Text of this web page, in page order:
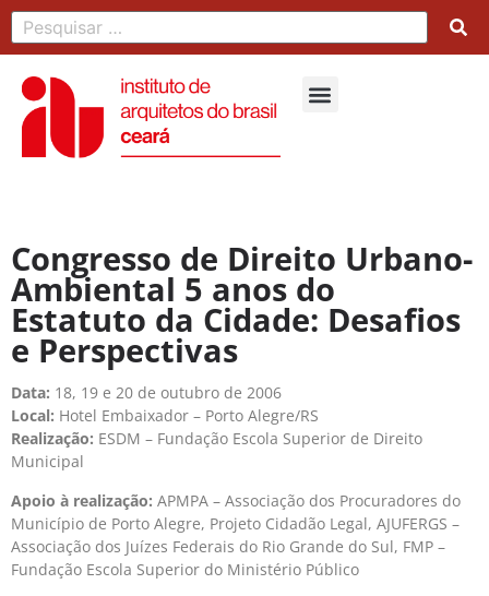
Congresso de Direito Urbano-
Ambiental 5 anos do
Estatuto da Cidade: Desafios
e Perspectivas
Data: 18, 19 e 20 de outubro de 2006
Local: Hotel Embaixador – Porto Alegre/RS
Realização: ESDM – Fundação Escola Superior de Direito
Municipal
Apoio à realização: APMPA – Associação dos Procuradores do
Município de Porto Alegre, Projeto Cidadão Legal, AJUFERGS –
Associação dos Juízes Federais do Rio Grande do Sul, FMP –
Fundação Escola Superior do Ministério Público